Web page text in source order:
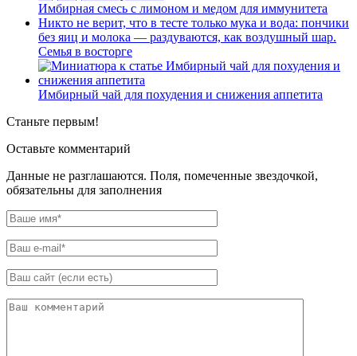
Имбирная смесь с лимоном и медом для иммунитета
Никто не верит, что в тесте только мука и вода: пончики
без яиц и молока — раздуваются, как воздушный шар.
Семья в восторге
Имбирный чай для похудения и снижения аппетита
Станьте первым!
Оставьте комментарий
Данные не разглашаются. Поля, помеченные звездочкой,
обязательны для заполнения